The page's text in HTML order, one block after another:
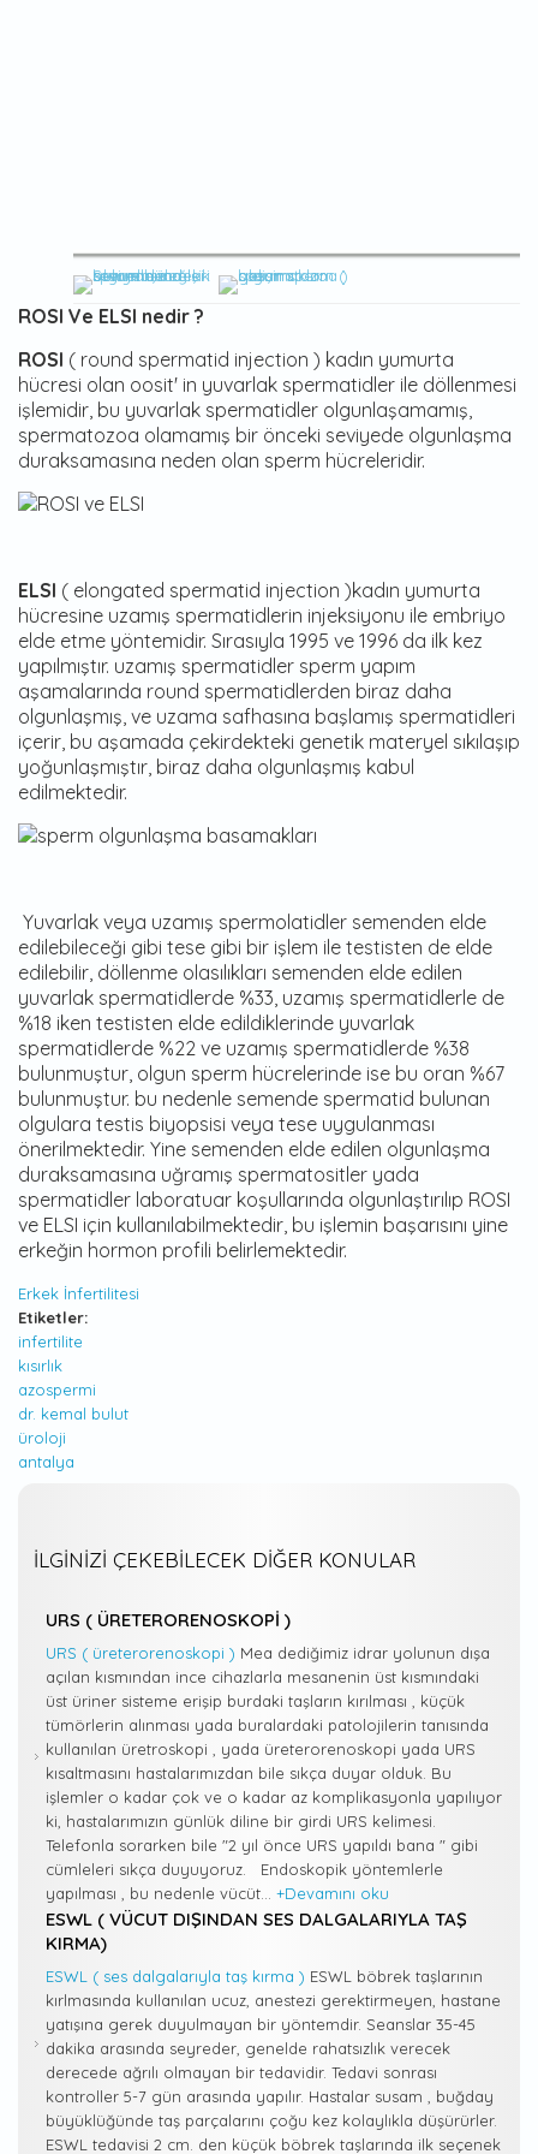
ROSI Ve ELSI nedir ?
ROSI ( round spermatid injection ) kadın yumurta
hücresi olan oosit' in yuvarlak spermatidler ile döllenmesi
işlemidir, bu yuvarlak spermatidler olgunlaşamamış,
spermatozoa olamamış bir önceki seviyede olgunlaşma
duraksamasına neden olan sperm hücreleridir.
ELSI ( elongated spermatid injection )kadın yumurta
hücresine uzamış spermatidlerin injeksiyonu ile embriyo
elde etme yöntemidir. Sırasıyla 1995 ve 1996 da ilk kez
yapılmıştır. uzamış spermatidler sperm yapım
aşamalarında round spermatidlerden biraz daha
olgunlaşmış, ve uzama safhasına başlamış spermatidleri
içerir, bu aşamada çekirdekteki genetik materyel sıkılaşıp
yoğunlaşmıştır, biraz daha olgunlaşmış kabul
edilmektedir.
Yuvarlak veya uzamış spermolatidler semenden elde
edilebileceği gibi tese gibi bir işlem ile testisten de elde
edilebilir, döllenme olasılıkları semenden elde edilen
yuvarlak spermatidlerde %33, uzamış spermatidlerle de
%18 iken testisten elde edildiklerinde yuvarlak
spermatidlerde %22 ve uzamış spermatidlerde %38
bulunmuştur, olgun sperm hücrelerinde ise bu oran %67
bulunmuştur. bu nedenle semende spermatid bulunan
olgulara testis biyopsisi veya tese uygulanması
önerilmektedir. Yine semenden elde edilen olgunlaşma
duraksamasına uğramış spermatositler yada
spermatidler laboratuar koşullarında olgunlaştırılıp ROSI
ve ELSI için kullanılabilmektedir, bu işlemin başarısını yine
erkeğin hormon profili belirlemektedir.
Erkek İnfertilitesi
Etiketler:
infertilite
kısırlık
azospermi
dr. kemal bulut
üroloji
antalya
İLGINIZI ÇEKEBILECEK DIĞER KONULAR
URS ( ÜRETERORENOSKOPI )
URS ( üreterorenoskopi ) Mea dediğimiz idrar yolunun dışa
açılan kısmından ince cihazlarla mesanenin üst kısmındaki
üst üriner sisteme erişip burdaki taşların kırılması , küçük
tümörlerin alınması yada buralardaki patolojilerin tanısında
kullanılan üretroskopi , yada üreterorenoskopi yada URS
kısaltmasını hastalarımızdan bile sıkça duyar olduk. Bu
işlemler o kadar çok ve o kadar az komplikasyonla yapılıyor
ki, hastalarımızın günlük diline bir girdi URS kelimesi.
Telefonla sorarken bile "2 yıl önce URS yapıldı bana " gibi
cümleleri sıkça duyuyoruz. Endoskopik yöntemlerle
yapılması , bu nedenle vücüt... +Devamını oku
ESWL ( VÜCUT DIŞINDAN SES DALGALARIYLA TAŞ
KIRMA)
ESWL ( ses dalgalarıyla taş kırma ) ESWL böbrek taşlarının
kırlmasında kullanılan ucuz, anestezi gerektirmeyen, hastane
yatışına gerek duyulmayan bir yöntemdir. Seanslar 35-45
dakika arasında seyreder, genelde rahatsızlık verecek
derecede ağrılı olmayan bir tedavidir. Tedavi sonrası
kontroller 5-7 gün arasında yapılır. Hastalar susam , buğday
büyüklüğünde taş parçalarını çoğu kez kolaylıkla düşürürler.
ESWL tedavisi 2 cm. den küçük böbrek taşlarında ilk seçenek